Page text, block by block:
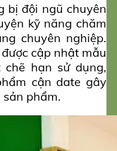
bị đội ngũ chuyên
kỹ năng chăm
chuyên nghiệp.
cập nhật mẫu
chẽ hạn sử dụng,
cận date gây
phẩm.